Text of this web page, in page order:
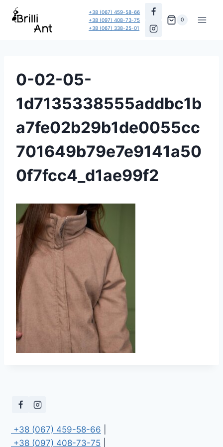
Перейти
+38 (067) 459-58-66
+38 (097) 408-73-75
+38 (067) 338-25-01
0
0-02-05-
1d7135338555addbc1b
a7fe02b29b1de0055cc
701649b79e7e9141a50
0f7fcc4_d1ae99f2
+38 (067) 459-58-66
+38 (097) 408-73-75